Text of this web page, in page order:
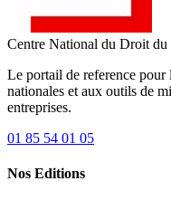
Centre National du Droit du
Le portail de reference
nationales et aux outils de
entreprises.
01 85 54 01 05
Nos Editions